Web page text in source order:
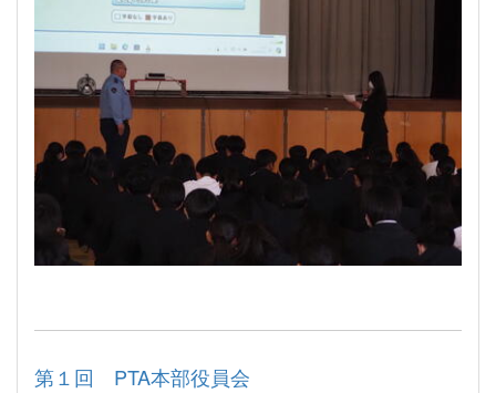
第１回 PTA本部役員会